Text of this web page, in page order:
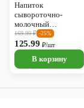
Напиток
сывороточно-
молочный
Мажитэль 0,05%
905мл клубника
БЗМЖ
169.99₽ -25%
125.99 ₽/шт
В корзину